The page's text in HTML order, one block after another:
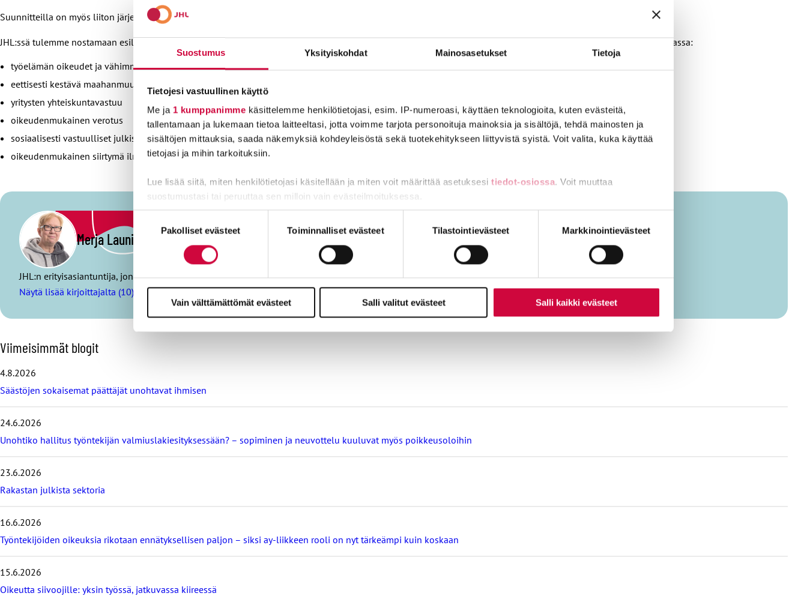
Suostumus Yksityiskohdat Mainosasetukset Tietoja
Tietojesi vastuullinen käyttö
Me ja 1 kumppanimme käsittelemme henkilötietojasi, esim. IP-numeroasi, käyttäen teknologioita, kuten evästeitä,
tallentamaan ja lukemaan tietoa laitteeltasi, jotta voimme tarjota personoituja mainoksia ja sisältöjä, tehdä mainosten ja
sisältöjen mittauksia, saada näkemyksiä kohdeyleisöstä sekä tuotekehitykseen liittyvistä syistä. Voit valita, kuka käyttää
tietojasi ja mihin tarkoituksiin.
Lue lisää siitä, miten henkilötietojasi käsitellään ja miten voit määrittää asetuksesi tiedot-osiossa. Voit muuttaa
suostumustasi tai peruuttaa sen milloin vain evästeilmoituksessa.
Evästeistä osa on välttämättömiä, osa sivuston toimintaa parantavia, ja osaa käytetään tilastointi- tai
valinta
Pakolliset evästeet Toiminnalliset evästeet Tilastointievästeet Markkinointievästeet
Vain välttämättömät evästeet Salli valitut evästeet Salli kaikki evästeet
Suunnitteilla on myös liiton järjestämiä vaalitapaamisia eri alueilla – pysy kuulolla EU-vaaleista!
JHL:ssä tulemme nostamaan esille liitolle ja ay-liikkeellä tärkeitä työelämän ja sosiaalipolitiikan teemoja eritilaisuuksissa ja viestintäkanavissa. Näitä ovat muun muassa:
työelämän oikeudet ja vähimmäissääntely
eettisesti kestävä maahanmuutto
yritysten yhteiskuntavastuu
oikeudenmukainen verotus
sosiaalisesti vastuulliset julkiset hankinnat
oikeudenmukainen siirtymä ilmastonmuutoksen torjunnassa ja digitalisaatiossa
Merja Launis-Ahtiainen
JHL:n erityisasiantuntija, jonka vastuualueena on EU-edunvalvonta. Harrastaa sielun- ja ruumiinkulttuuria.
Näytä lisää kirjoittajalta (10)
O
h
a
i
m
s
i
ä
t
b
l
o
i
Viimeisimmät blogit
4.8.2026
Säästöjen sokaisemat päättäjät unohtavat ihmisen
24.6.2026
Unohtiko hallitus työntekijän valmiuslakiesityksessään? – sopiminen ja neuvottelu kuuluvat myös poikkeusoloihin
23.6.2026
Rakastan julkista sektoria
16.6.2026
Työntekijöiden oikeuksia rikotaan ennätyksellisen paljon – siksi ay-liikkeen rooli on nyt tärkeämpi kuin koskaan
15.6.2026
Oikeutta siivoojille: yksin työssä, jatkuvassa kiireessä